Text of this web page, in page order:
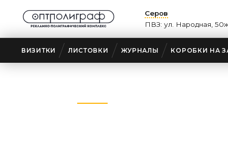
Серов
ПВЗ: ул. Народная,
ВИЗИТКИ ЛИСТОВКИ ЖУРНАЛЫ КОРОБКИ НА